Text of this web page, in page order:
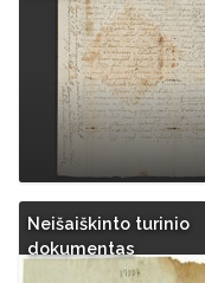
Neišaiškinto turinio
dokumentas